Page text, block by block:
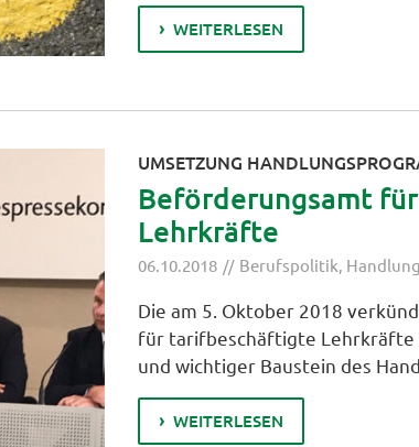
WEITERLESEN
UMSETZUNG
Beförderungsamt
Lehrkräfte
06.10.2018 Berufspolitik,
Die am 5. Oktober 2018
für tarifbeschäftigte Lehrkräfte
und wichtiger Baustein des
WEITERLESEN